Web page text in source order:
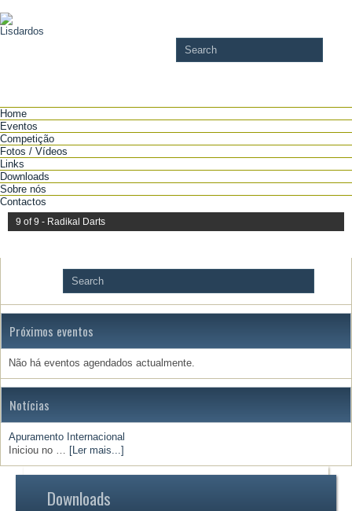
Home
Eventos
Competição
Fotos / Vídeos
Links
Downloads
Sobre nós
Contactos
9 of 9 - Radikal Darts
Próximos eventos
Não há eventos agendados actualmente.
Notícias
Apuramento Internacional
Iniciou no … [Ler mais...]
Downloads